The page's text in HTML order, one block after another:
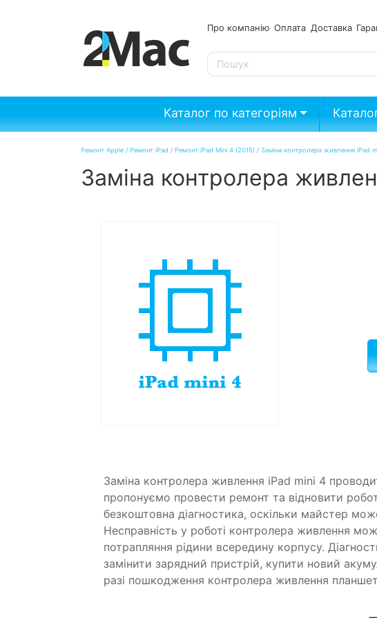
Про компанію Оплата Доставка
SE
Каталог по категоріям
Ремонт Apple / Ремонт iPad / Ремонт iPad Mini 4 (2015) / Заміна контролера живлення iPad
Заміна контролера
Заміна контролера живлення iPad mini 4
пропонуємо провести ремонт та відновити
безкоштовна діагностика, оскільки майстер
Несправність у роботі контролера живлення
потрапляння рідини всередину корпусу.
замінити зарядний пристрій, купити новий
разі пошкодження контролера живлення